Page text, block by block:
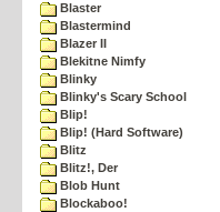
Blaster
Blastermind
Blazer II
Blekitne Nimfy
Blinky
Blinky's Scary School
Blip!
Blip! (Hard Software)
Blitz
Blitz!, Der
Blob Hunt
Blockaboo!